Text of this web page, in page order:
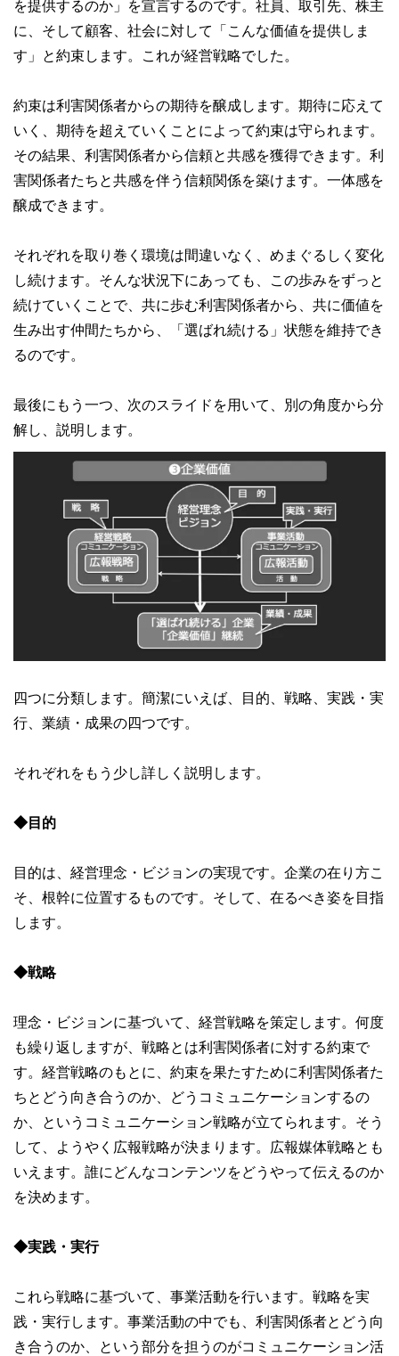
を提供するのか」を宣言するのです。社員、取引先、株主
に、そして顧客、社会に対して「こんな価値を提供しま
す」と約束します。これが経営戦略でした。
約束は利害関係者からの期待を醸成します。期待に応えて
いく、期待を超えていくことによって約束は守られます。
その結果、利害関係者から信頼と共感を獲得できます。利
害関係者たちと共感を伴う信頼関係を築けます。一体感を
醸成できます。
それぞれを取り巻く環境は間違いなく、めまぐるしく変化
し続けます。そんな状況下にあっても、この歩みをずっと
続けていくことで、共に歩む利害関係者から、共に価値を
生み出す仲間たちから、「選ばれ続ける」状態を維持でき
るのです。
最後にもう一つ、次のスライドを用いて、別の角度から分
解し、説明します。
四つに分類します。簡潔にいえば、目的、戦略、実践・実
行、業績・成果の四つです。
それぞれをもう少し詳しく説明します。
◆目的
目的は、経営理念・ビジョンの実現です。企業の在り方こ
そ、根幹に位置するものです。そして、在るべき姿を目指
します。
◆戦略
理念・ビジョンに基づいて、経営戦略を策定します。何度
も繰り返しますが、戦略とは利害関係者に対する約束で
す。経営戦略のもとに、約束を果たすために利害関係者た
ちとどう向き合うのか、どうコミュニケーションするの
か、というコミュニケーション戦略が立てられます。そう
して、ようやく広報戦略が決まります。広報媒体戦略とも
いえます。誰にどんなコンテンツをどうやって伝えるのか
を決めます。
◆実践・実行
これら戦略に基づいて、事業活動を行います。戦略を実
践・実行します。事業活動の中でも、利害関係者とどう向
き合うのか、という部分を担うのがコミュニケーション活